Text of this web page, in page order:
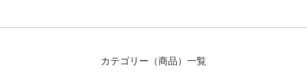
現在3ヶ月、61センチの子に使用してます。
カテゴリー（商品）一覧